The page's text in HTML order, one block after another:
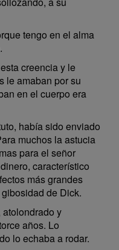
tengo en el alma
creencia y le
le amaban por su
en el cuerpo era
había sido enviado
muchos la astucia
para el señor
característico
más grandes
de Dick.
y
años. Lo
lo echaba a rodar.